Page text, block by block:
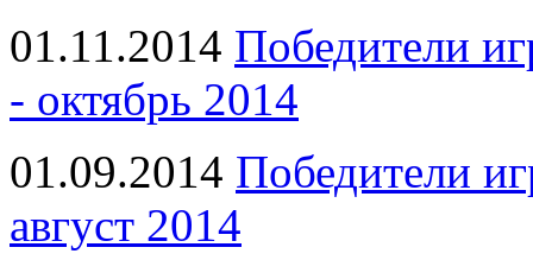
01.11.2014 Победители
- октябрь 2014
01.09.2014 Победители
август 2014